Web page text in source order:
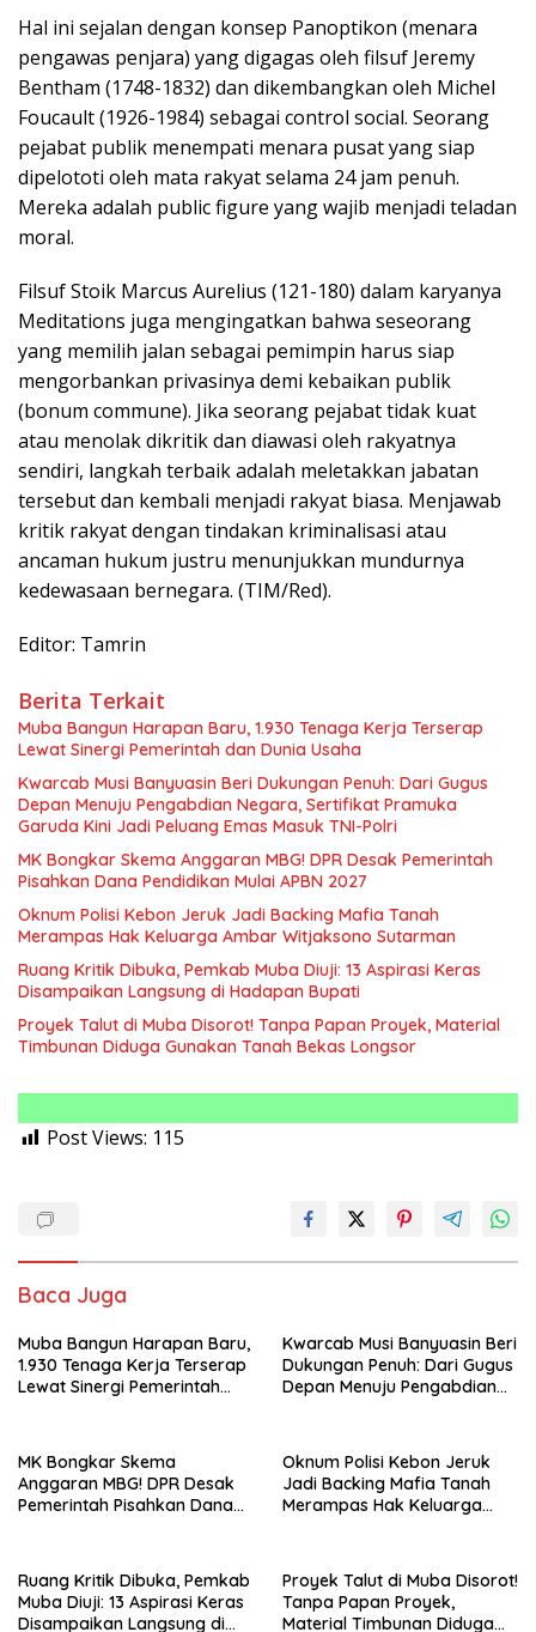
Hal ini sejalan dengan konsep Panoptikon (menara
pengawas penjara) yang digagas oleh filsuf Jeremy
Bentham (1748-1832) dan dikembangkan oleh Michel
Foucault (1926-1984) sebagai control social. Seorang
pejabat publik menempati menara pusat yang siap
dipelototi oleh mata rakyat selama 24 jam penuh.
Mereka adalah public figure yang wajib menjadi teladan
moral.
Filsuf Stoik Marcus Aurelius (121-180) dalam karyanya
Meditations juga mengingatkan bahwa seseorang
yang memilih jalan sebagai pemimpin harus siap
mengorbankan privasinya demi kebaikan publik
(bonum commune). Jika seorang pejabat tidak kuat
atau menolak dikritik dan diawasi oleh rakyatnya
sendiri, langkah terbaik adalah meletakkan jabatan
tersebut dan kembali menjadi rakyat biasa. Menjawab
kritik rakyat dengan tindakan kriminalisasi atau
ancaman hukum justru menunjukkan mundurnya
kedewasaan bernegara. (TIM/Red).
Editor: Tamrin
Berita Terkait
Muba Bangun Harapan Baru, 1.930 Tenaga Kerja Terserap
Lewat Sinergi Pemerintah dan Dunia Usaha
Kwarcab Musi Banyuasin Beri Dukungan Penuh: Dari Gugus
Depan Menuju Pengabdian Negara, Sertifikat Pramuka
Garuda Kini Jadi Peluang Emas Masuk TNI-Polri
MK Bongkar Skema Anggaran MBG! DPR Desak Pemerintah
Pisahkan Dana Pendidikan Mulai APBN 2027
Oknum Polisi Kebon Jeruk Jadi Backing Mafia Tanah
Merampas Hak Keluarga Ambar Witjaksono Sutarman
Ruang Kritik Dibuka, Pemkab Muba Diuji: 13 Aspirasi Keras
Disampaikan Langsung di Hadapan Bupati
Proyek Talut di Muba Disorot! Tanpa Papan Proyek, Material
Timbunan Diduga Gunakan Tanah Bekas Longsor
Post Views: 115
Baca Juga
Muba Bangun Harapan Baru,
1.930 Tenaga Kerja Terserap
Lewat Sinergi Pemerintah
Kwarcab Musi Banyuasin Beri
Dukungan Penuh: Dari Gugus
Depan Menuju Pengabdian
Emas Masuk TNI-Polri
MK Bongkar Skema
Anggaran MBG! DPR Desak
Pemerintah Pisahkan Dana
Oknum Polisi Kebon Jeruk
Jadi Backing Mafia Tanah
Merampas Hak Keluarga
Ruang Kritik Dibuka, Pemkab
Muba Diuji: 13 Aspirasi Keras
Disampaikan Langsung di
Proyek Talut di Muba Disorot!
Tanpa Papan Proyek,
Material Timbunan Diduga